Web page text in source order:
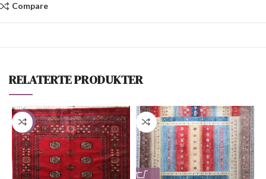
Compare
RELATERTE PRODUKTER
-50%